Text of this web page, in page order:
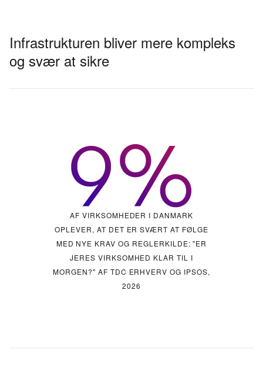
Infrastrukturen bliver mere kompleks
og svær at sikre
AF VIRKSOMHEDER I DANMARK
ERKENDER, AT DET ER SVÆRT AT FINDE
KOMPETENTE
NETVÆRKARKITEKTERKILDE: "IT - FRA
DRIFT TIL DRIVER" AF TDC ERHVERV OG
CISCO 2024
AF VIRKSOMHEDER I DANMARK
VURDERER AT DERES NETVÆRK ER
FORRETNINGSKRITISKKILDE: "IT - FRA
DRIFT TIL DRIVER" AF TDC ERHVERV OG
CISCO, 2024
AF VIRKSOMHEDER I DANMARK
OPLEVER, AT DET ER SVÆRT AT FØLGE
MED NYE KRAV OG REGLERKILDE: "ER
JERES VIRKSOMHED KLAR TIL I
MORGEN?" AF TDC ERHVERV OG IPSOS,
2026